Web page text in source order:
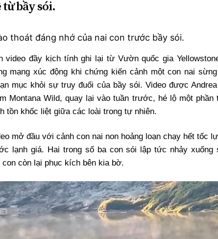
từ bầy sói.
thoát đáng nhớ của nai con trước bầy sói.
video đầy kịch tính ghi lại từ Vườn quốc gia
mạng xúc động khi chứng kiến cảnh một con nai
mục khỏi sự truy đuổi của bầy sói. Video được
Montana Wild, quay lại vào tuần trước, hé lộ một phần
tồn khốc liệt giữa các loài trong tự nhiên.
mở đầu với cảnh con nai non hoảng loạn chạy hết tốc
lạnh giá. Hai trong số ba con sói lập tức nhảy xuống
con còn lại phục kích bên kia bờ.